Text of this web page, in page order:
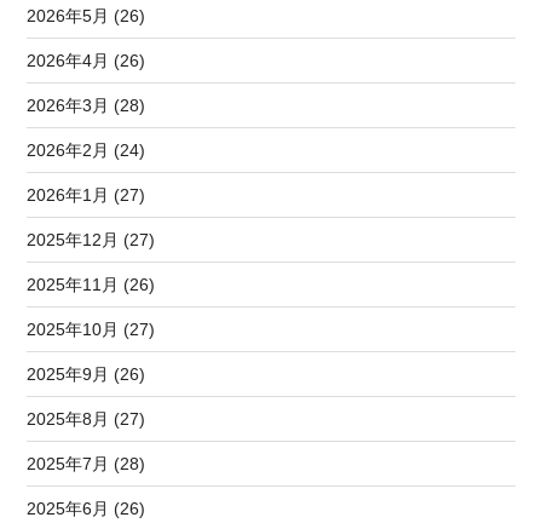
2026年5月 (26)
2026年4月 (26)
2026年3月 (28)
2026年2月 (24)
2026年1月 (27)
2025年12月 (27)
2025年11月 (26)
2025年10月 (27)
2025年9月 (26)
2025年8月 (27)
2025年7月 (28)
2025年6月 (26)